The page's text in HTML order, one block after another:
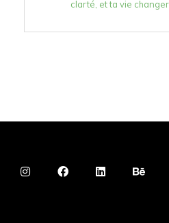
clarté, et ta vie